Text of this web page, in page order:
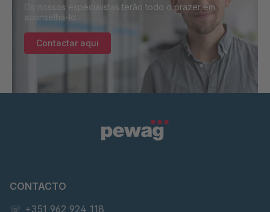
Os nossos especialistas terão todo o prazer em
aconselhá-lo.
Contactar aqui
CONTACTO
☏ +351 962 924 118